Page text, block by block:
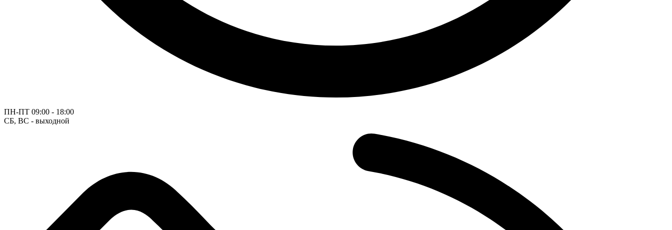
ПН-ПТ 09:00 - 18:00
СБ, ВС - выходной